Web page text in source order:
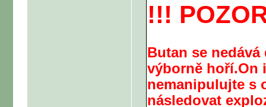
!!!
Butan se
výborně hoří.On
nemanipulujte s
následovat